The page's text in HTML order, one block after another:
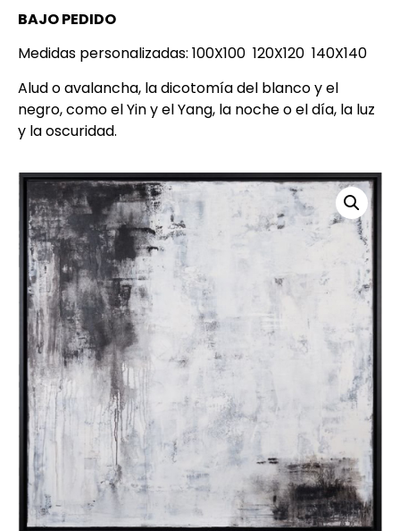
BAJO PEDIDO
Medidas personalizadas: 100X100 120X120 140X140
Alud o avalancha, la dicotomía del blanco y el
negro, como el Yin y el Yang, la noche o el día, la luz
y la oscuridad.